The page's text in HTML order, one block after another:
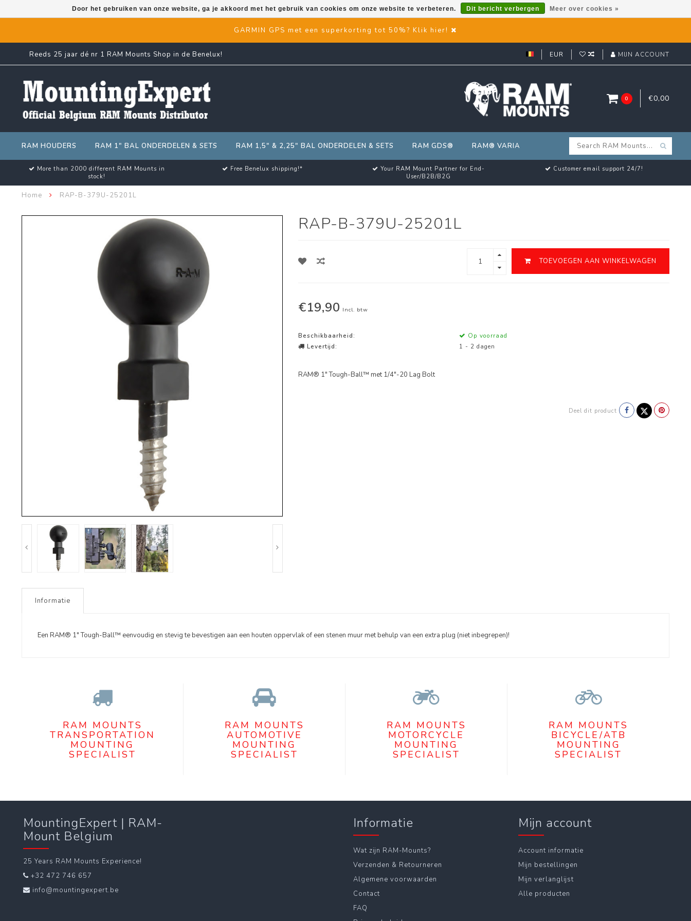
GARMIN GPS met een superkorting tot 50%? Klik hier!
Reeds 25 jaar dé nr 1 RAM Mounts Shop in de Benelux! EUR MIJN ACCOUNT
0 €0,00
RAM HOUDERS RAM 1" BAL ONDERDELEN & SETS RAM 1,5" & 2,25" BAL ONDERDELEN & SETS RAM GDS® RAM® VARIA
More than 2000 different RAM Mounts in
stock!
Free Benelux shipping!*
Your RAM Mount Partner for End-
User/B2B/B2G
Customer email support 24/7!
Home RAP-B-379U-25201L
RAP-B-379U-25201L
TOEVOEGEN AAN WINKELWAGEN
€19,90 Incl. btw
Beschikbaarheid:
Op voorraad
Levertijd:
1 - 2 dagen
RAM® 1" Tough-Ball™ met 1/4"-20 Lag Bolt
Deel dit product
Informatie
Een RAM® 1" Tough-Ball™ eenvoudig en stevig te bevestigen aan een houten oppervlak of een stenen muur met behulp van een extra plug (niet inbegrepen)!
Door het gebruiken van onze website, ga je akkoord met het gebruik van cookies om onze website te verbeteren. Dit bericht verbergen Meer over cookies »
RAM MOUNTS
TRANSPORTATION
MOUNTING
SPECIALIST
RAM MOUNTS
AUTOMOTIVE
MOUNTING
SPECIALIST
RAM MOUNTS
MOTORCYCLE
MOUNTING
SPECIALIST
RAM MOUNTS
BICYCLE/ATB
MOUNTING
SPECIALIST
MountingExpert | RAM-
Mount Belgium
25 Years RAM Mounts Experience!
+32 472 746 657
info@mountingexpert.be
Informatie
Wat zijn RAM-Mounts?
Verzenden & Retourneren
Algemene voorwaarden
Contact
FAQ
Mijn account
Account informatie
Mijn bestellingen
Mijn verlanglijst
Alle producten